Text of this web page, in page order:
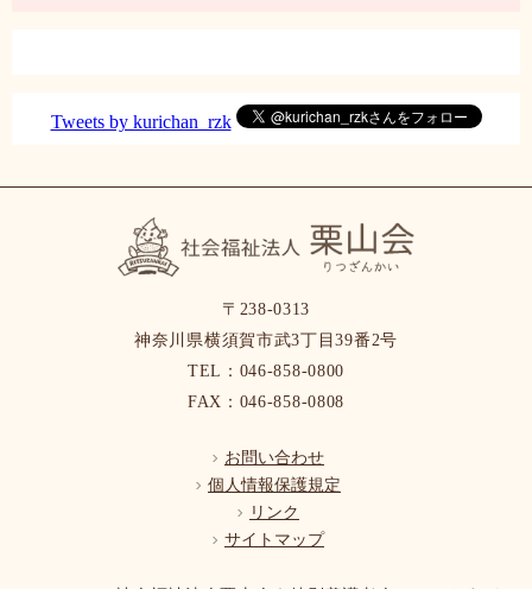
Tweets by kurichan_rzk
〒238-0313
神奈川県横須賀市武3丁目39番2号
TEL：046-858-0800
FAX：046-858-0808
お問い合わせ
個人情報保護規定
リンク
サイトマップ